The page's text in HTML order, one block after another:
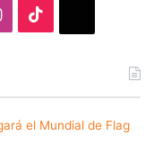
Instagram
el Mundial de Flag